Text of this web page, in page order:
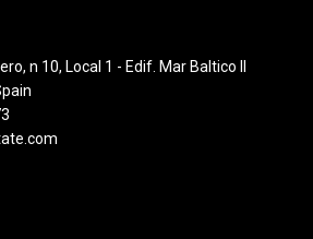
n 10, Local 1 - Edif. Mar Baltico II